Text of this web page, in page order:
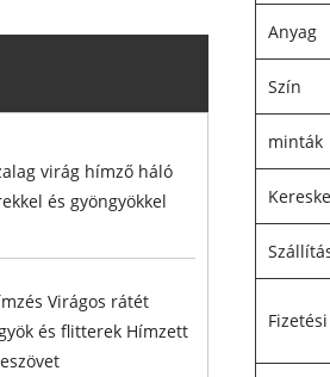
virág hímző háló
és gyöngyökkel
Virágos rátét
és flitterek Hímzett
Anyag
Szín
minták